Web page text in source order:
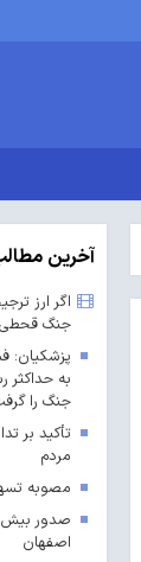
آخرین
اگر ارز
جنگ
پزشکیان:
به
جنگ را
تأکید بر
مردم
مصوبه
اصفهان